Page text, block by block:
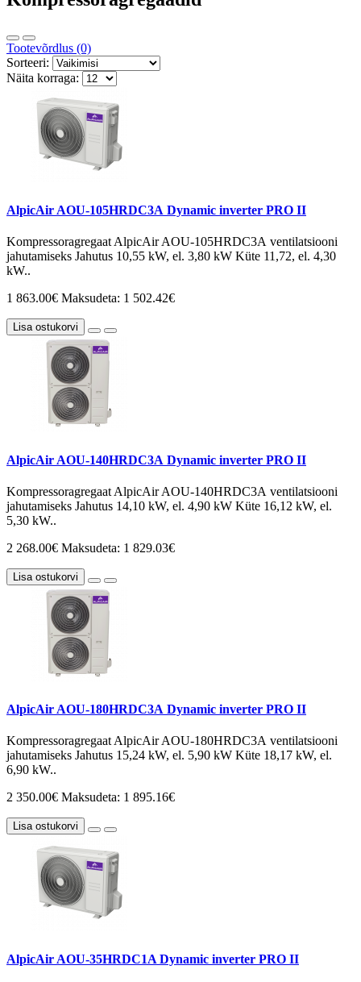
Tootevõrdlus (0)
Sorteeri:
Näita korraga:
AlpicAir AOU-105HRDC3А Dynamic inverter PRO II
Kompressoragregaat AlpicAir AOU-105HRDC3А ventilatsiooni
jahutamiseks Jahutus 10,55 kW, el. 3,80 kW Küte 11,72, el. 4,30
kW..
1 863.00€ Maksudeta: 1 502.42€
Lisa ostukorvi
AlpicAir AOU-140HRDC3А Dynamic inverter PRO II
Kompressoragregaat AlpicAir AOU-140HRDC3А ventilatsiooni
jahutamiseks Jahutus 14,10 kW, el. 4,90 kW Küte 16,12 kW, el.
5,30 kW..
2 268.00€ Maksudeta: 1 829.03€
Lisa ostukorvi
AlpicAir AOU-180HRDC3А Dynamic inverter PRO II
Kompressoragregaat AlpicAir AOU-180HRDC3А ventilatsiooni
jahutamiseks Jahutus 15,24 kW, el. 5,90 kW Küte 18,17 kW, el.
6,90 kW..
2 350.00€ Maksudeta: 1 895.16€
Lisa ostukorvi
AlpicAir AOU-35HRDC1A Dynamic inverter PRO II